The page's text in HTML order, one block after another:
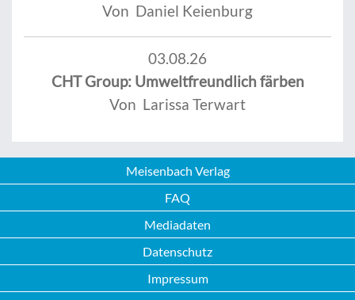
Von Daniel Keienburg
03.08.26
CHT Group: Umweltfreundlich färben
Von Larissa Terwart
Meisenbach Verlag
FAQ
Mediadaten
Datenschutz
Impressum